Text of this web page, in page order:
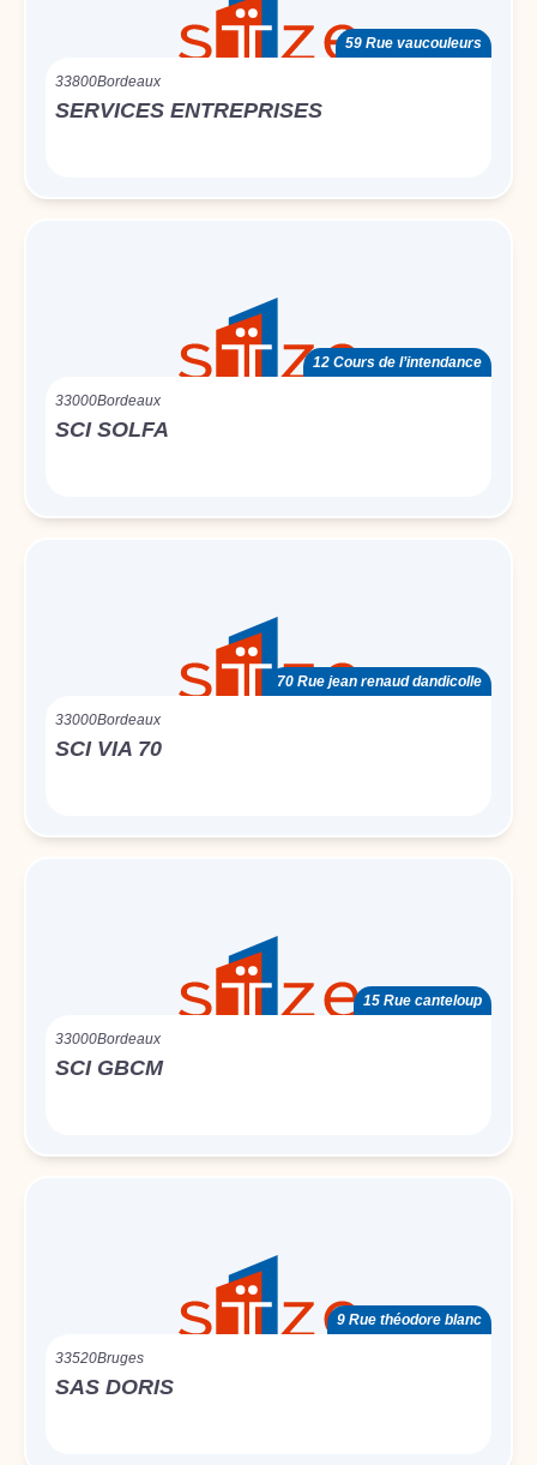
59 Rue vaucouleurs
33800Bordeaux
SERVICES ENTREPRISES
12 Cours de l’intendance
33000Bordeaux
SCI SOLFA
70 Rue jean renaud dandicolle
33000Bordeaux
SCI VIA 70
15 Rue canteloup
33000Bordeaux
SCI GBCM
9 Rue théodore blanc
33520Bruges
SAS DORIS